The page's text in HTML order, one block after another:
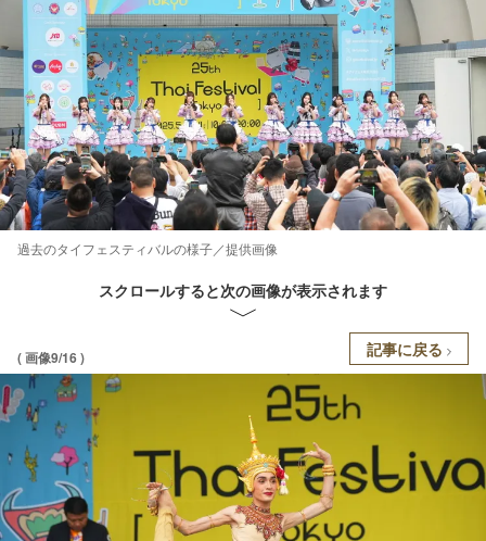
過去のタイフェスティバルの様子／提供画像
スクロールすると次の画像が表示されます
( 画像9/16 ) 記事に戻る